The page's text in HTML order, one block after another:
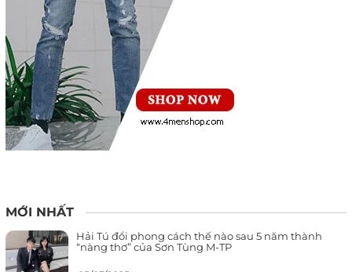
MỚI NHẤT
Hải Tú đổi phong cách thế nào sau 5 năm thành
“nàng thơ” của Sơn Tùng M-TP